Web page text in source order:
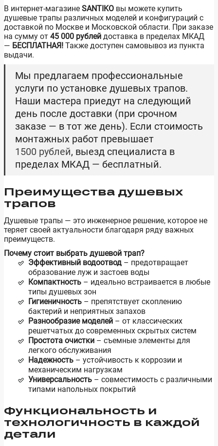
В интернет-магазине SANTIKO вы можете купить
душевые трапы различных моделей и конфигураций с
доставкой по Москве и Московской области. При заказе
на сумму от 45 000 рублей доставка в пределах МКАД
— БЕСПЛАТНАЯ! Также доступен самовывоз из пункта
выдачи.
Мы предлагаем профессиональные
услуги по установке душевых трапов.
Наши мастера приедут на следующий
день после доставки (при срочном
заказе — в тот же день). Если стоимость
монтажных работ превышает
1500 рублей, выезд специалиста в
пределах МКАД — бесплатный.
Преимущества душевых
трапов
Душевые трапы — это инженерное решение, которое не
теряет своей актуальности благодаря ряду важных
преимуществ.
Почему стоит выбрать душевой трап?
Эффективный водоотвод – предотвращает
образование луж и застоев воды
Компактность – идеально встраивается в любые
типы душевых зон
Гигиеничность – препятствует скоплению
бактерий и неприятных запахов
Разнообразие моделей – от классических
решетчатых до современных скрытых систем
Простота очистки – съемные элементы для
легкого обслуживания
Надежность – устойчивость к коррозии и
механическим нагрузкам
Универсальность – совместимость с различными
типами напольных покрытий
Функциональность и
технологичность в каждой
детали